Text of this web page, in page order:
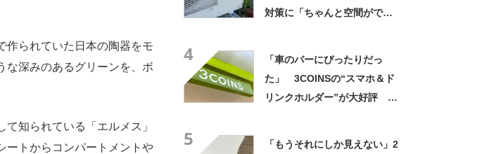
られていた日本の陶器をモ
な深みのあるグリーンを、ボ
知られている「エルメス」
ートからコンパートメントや
対策に「ちゃんと空間ができ
4
「車のバーにぴったりだっ
た」 3COINSの“スマホ＆ド
リンクホルダー”が大好評
5
「もうそれにしか見えない」2